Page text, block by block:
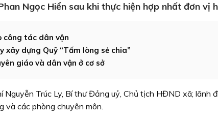
Ngọc Hiển sau khi thực hiện hợp nhất đơn vị
công tác dân vận
xây dựng Quỹ “Tấm lòng sẻ chia”
giáo và dân vận ở cơ sở
Nguyễn Trúc Ly, Bí thư Đảng uỷ, Chủ tịch HĐND xã; lãnh
và các phòng chuyên môn.